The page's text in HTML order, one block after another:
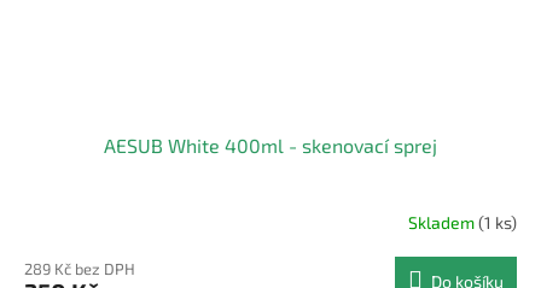
AESUB White 400ml - skenovací sprej
Skladem(1 ks)
289 Kč bez DPH
Do košíku